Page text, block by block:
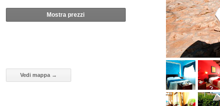
Mostra prezzi
Vedi mappa →